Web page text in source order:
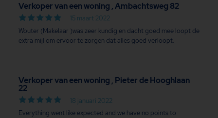
Verkoper van een woning , Ambachtsweg 82
15 maart 2022
Wouter (Makelaar )was zeer kundig en dacht goed mee loopt de
extra mijl om ervoor te zorgen dat alles goed verloopt.
Verkoper van een woning , Pieter de Hooghlaan
22
18 januari 2022
Everything went like expected and we have no points to